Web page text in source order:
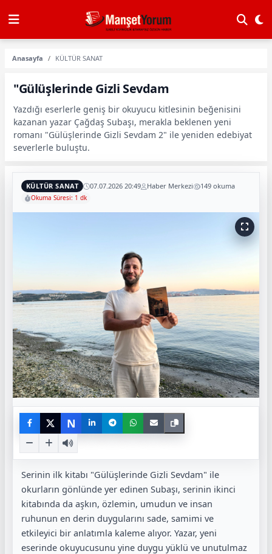
Anasayfa KÜLTÜR SANAT
"Gülüşlerinde Gizli Sevdam
Yazdığı eserlerle geniş bir okuyucu kitlesinin beğenisini
kazanan yazar Çağdaş Subaşı, merakla beklenen yeni
romanı "Gülüşlerinde Gizli Sevdam 2" ile yeniden edebiyat
severlerle buluştu.
KÜLTÜR SANAT 07.07.2026 20:49 Haber Merkezi 149 okuma
Okuma Süresi: 1 dk
N
Serinin ilk kitabı "Gülüşlerinde Gizli Sevdam" ile
okurların gönlünde yer edinen Subaşı, serinin ikinci
kitabında da aşkın, özlemin, umudun ve insan
ruhunun en derin duygularını sade, samimi ve
etkileyici bir anlatımla kaleme alıyor. Yazar, yeni
eserinde okuyucusunu yine duygu yüklü ve unutulmaz